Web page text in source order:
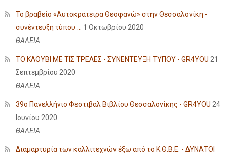
Το βραβείο «Αυτοκράτειρα Θεοφανώ» στην Θεσσαλονίκη -
συνέντευξη τύπου ...
1 Οκτωβρίου 2020
ΘΑΛΕΙΑ
ΤΟ ΚΛΟΥΒΙ ΜΕ ΤΙΣ ΤΡΕΛΕΣ - ΣΥΝΕΝΤΕΥΞΗ ΤΥΠΟΥ - GR4YOU 21
Σεπτεμβρίου 2020
ΘΑΛΕΙΑ
39ο Πανελλήνιο Φεστιβάλ Βιβλίου Θεσσαλονίκης - GR4YOU 24
Ιουνίου 2020
ΘΑΛΕΙΑ
Διαμαρτυρία των καλλιτεχνών έξω από το Κ.Θ.Β.Ε. - ΔΥΝΑΤΟΙ